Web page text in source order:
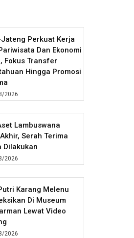
Perkuat Kerja
Dan Ekonomi
Fokus Transfer
Hingga Promosi
2026
Lambuswana
Serah Terima
Dilakukan
2026
Karang Melenu
Di Museum
Lewat Video
2026